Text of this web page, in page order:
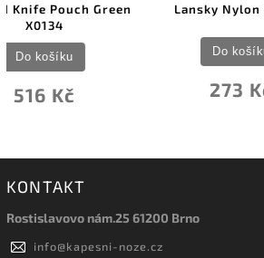
Lansky Nylon Sheath
KONTAKT
Rostislavovo nám.25 61200 Brno
info@kapesni-noze.cz